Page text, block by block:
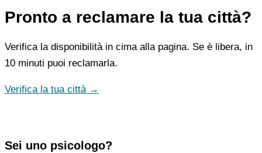
Pronto a reclamare la tua città?
Verifica la disponibilità in cima alla pagina. Se è libera, in
10 minuti puoi reclamarla.
Verifica la tua città →
Sei uno psicologo?